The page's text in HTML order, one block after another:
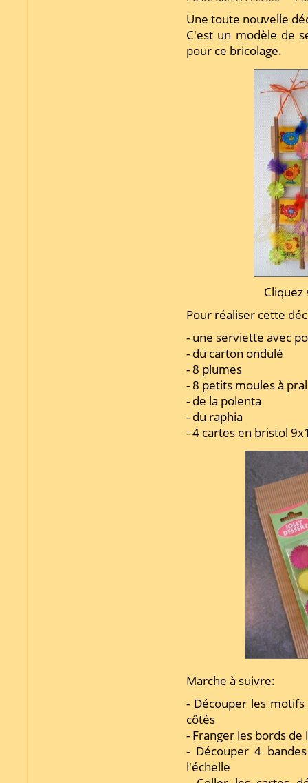
Une toute nouvelle
C'est un modèle de
pour ce bricolage.
Cliquez
Pour réaliser cette
- une serviette avec
- du carton ondulé
- 8 plumes
- 8 petits moules à
- de la polenta
- du raphia
- 4 cartes en bristol
Marche à suivre:
- Découper les
côtés
- Franger les bords de
- Découper 4
l'échelle